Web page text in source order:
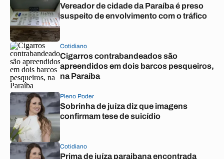
Vereador de cidade da Paraíba é preso
suspeito de envolvimento com o tráfico
Cotidiano
Cigarros contrabandeados são
apreendidos em dois barcos pesqueiros,
na Paraíba
Pleno Poder
Sobrinha de juíza diz que imagens
confirmam tese de suicídio
Cotidiano
Prima de juíza paraibana encontrada